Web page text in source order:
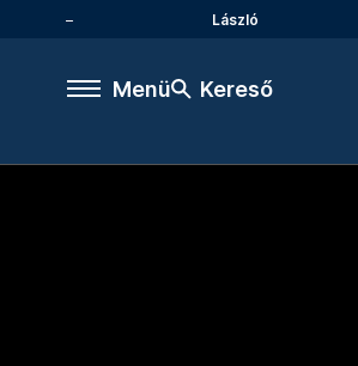
László
Menü Kereső